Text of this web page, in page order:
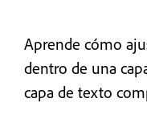
Aprende cómo
dentro de una
capa de texto